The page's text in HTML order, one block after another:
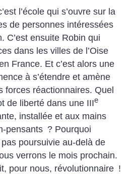
l’école qui s’ouvre sur la
de personnes intéressées
C’est ensuite Robin qui
dans les villes de l’Oise
France. Et c’est alors une
à s’étendre et amène
forces réactionnaires. Quel
de liberté dans une IIIe
installée et aux mains
pensants ? Pourquoi
poursuivie au-delà de
verrons le mois prochain.
pour nous, révolutionnaire !